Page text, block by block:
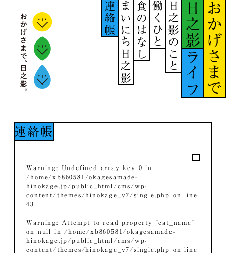
おかげさまで
日之影
ライフ
日之影のこと
働くひと
食のはなし
まいにち日之影
連絡帳
連絡帳
Warning: Undefined array key 0 in
/home/xb860581/okagesamade-
hinokage.jp/public_html/cms/wp-
content/themes/hinokage_v7/single.php
on line
43
Warning: Attempt to read property "cat_name"
on null in /home/xb860581/okagesamade-
hinokage.jp/public_html/cms/wp-
content/themes/hinokage_v7/single.php
on line